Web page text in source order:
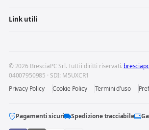
Link utili
© 2026 BresciaPC Srl. Tutti i diritti riservati.
04007950985 · SDI: M5UXCR1
Privacy Policy
Cookie Policy Termini d'uso
Pagamenti sicuri Spedizione tracciabile